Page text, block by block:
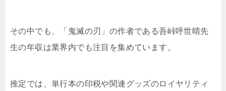
その中でも、「鬼滅の刃」の作者である吾峠呼世晴先
生の年収は業界内でも注目を集めています。
推定では、単行本の印税や関連グッズのロイヤリティ